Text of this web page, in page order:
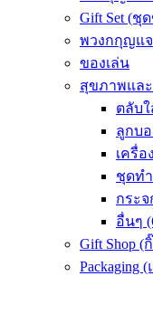
Gift Set (ชุ
พวงกกุญแจ
ของเล่น
สุขภาพแล
ตลับใ
ลูกบ
เครื่อ
ชุดทำ
กระจ
อื่นๆ
Gift Shop
Packaging